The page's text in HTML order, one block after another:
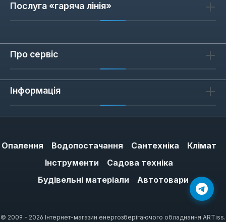
Відгуків не знайдено. Поділіться
Послуга «гаряча лінія»
Про сервіс
Інформація
Опалення Водопостачання Сантехніка
Клімат
Інструменти
Садова техніка
Будівельні матеріали
Автотовари
© 2009 - 2026 Інтернет-магазин енергозберігаючого обладнання ARTiss.